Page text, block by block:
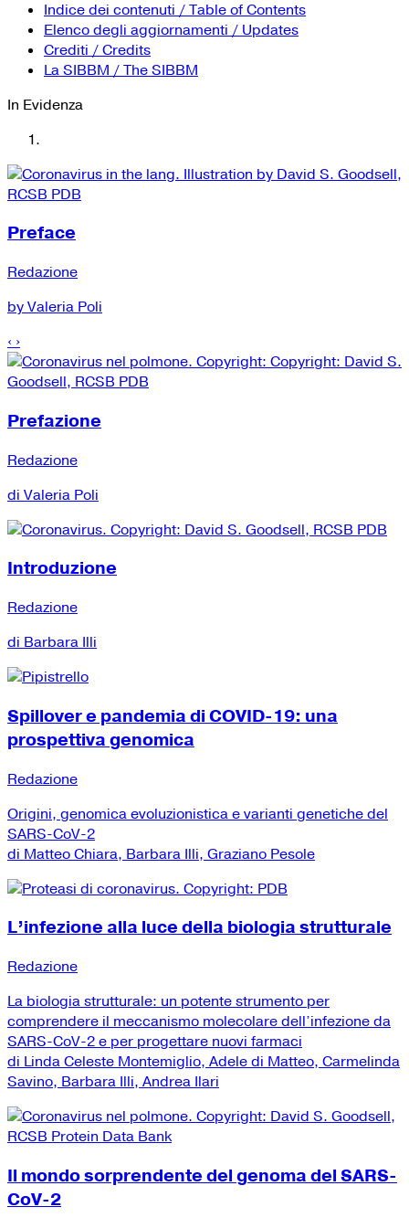
Tutti i siti Zanichelli per la scuola
Collezioni Università
Facebook
Twitter
Instagram
Instagram scuola
Mail
Indice dei contenuti / Table of Contents
Elenco degli aggiornamenti / Updates
Crediti / Credits
La SIBBM / The SIBBM
In Evidenza
Preface
Redazione
by Valeria Poli
‹ ›
Prefazione
Redazione
di Valeria Poli
Introduzione
Redazione
di Barbara Illi
Spillover e pandemia di COVID-19: una
prospettiva genomica
Redazione
Origini, genomica evoluzionistica e varianti genetiche del
SARS-CoV-2
di Matteo Chiara, Barbara Illi, Graziano Pesole
L’infezione alla luce della biologia strutturale
Redazione
La biologia strutturale: un potente strumento per
comprendere il meccanismo molecolare dell’infezione da
SARS-CoV-2 e per progettare nuovi farmaci
di Linda Celeste Montemiglio, Adele di Matteo, Carmelinda
Savino, Barbara Illi, Andrea Ilari
Il mondo sorprendente del genoma del SARS-
CoV-2